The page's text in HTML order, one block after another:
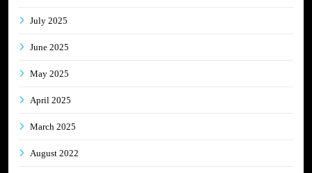
July 2025
June 2025
May 2025
April 2025
March 2025
August 2022